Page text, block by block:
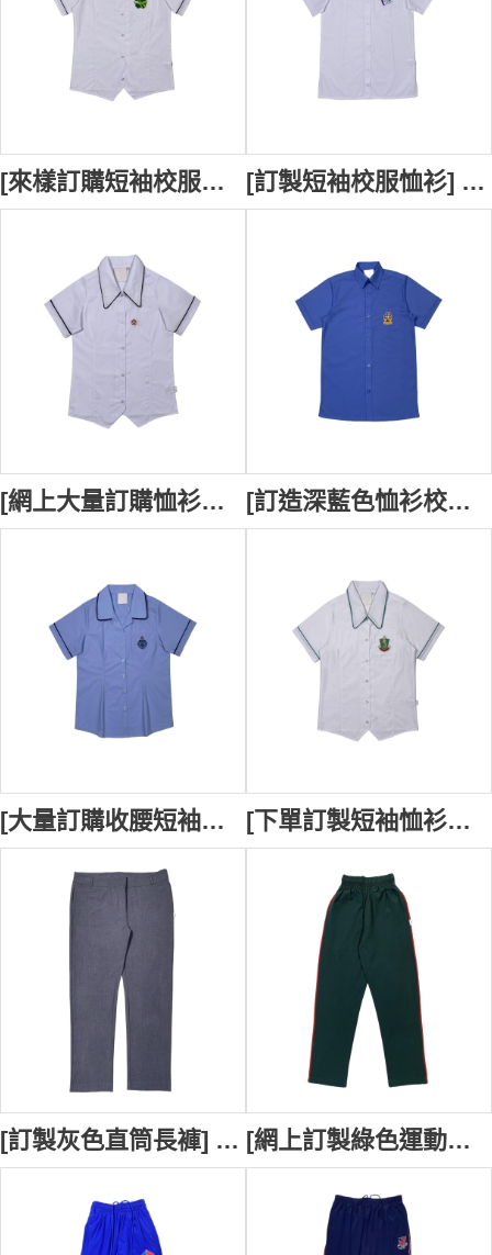
[來樣訂購短袖校服恤衫] ｜Morisset High School P&C 網上下單短袖校服恤衫｜白撞黑邊反領設計｜校服恤衫生產商 SU394 [訂製短袖校服恤衫] ｜供應白色短袖校服恤衫｜Hunter School of the Performing Arts 自製繡花logo款｜校服恤衫供應商 SU393
[網上大量訂購恤衫校服] ｜Cooks Hill Campus 繡花LOGO｜白色恤衫校服制服｜校服專門店 SU392 [訂造深藍色恤衫校服] ｜St Kevin's PRIMARY SCHOOL 直角恤衫領｜胸前單袋設計｜恤衫校服製造商 SU389
[大量訂購收腰短袖恤衫校服] ｜Maitland Grossmann High School 右胸袋口款式｜撞色領設計｜襯衫校服供應商 SU388 [下單訂製短袖恤衫校服] ｜Swansea High School 直角袖前長後短｜撞色翻領設計｜襯衫供應商 SU386
[訂製灰色直筒長褲] ｜前後幅各設有兩個口袋｜兩粒紐扣設計｜校服褲專賣店 SU385 [網上訂製綠色運動長褲] ｜Montgomery County Public Schools 腰部鬆緊帶校服褲｜褲側紅色撞色條設計｜校服褲專門店 SU384